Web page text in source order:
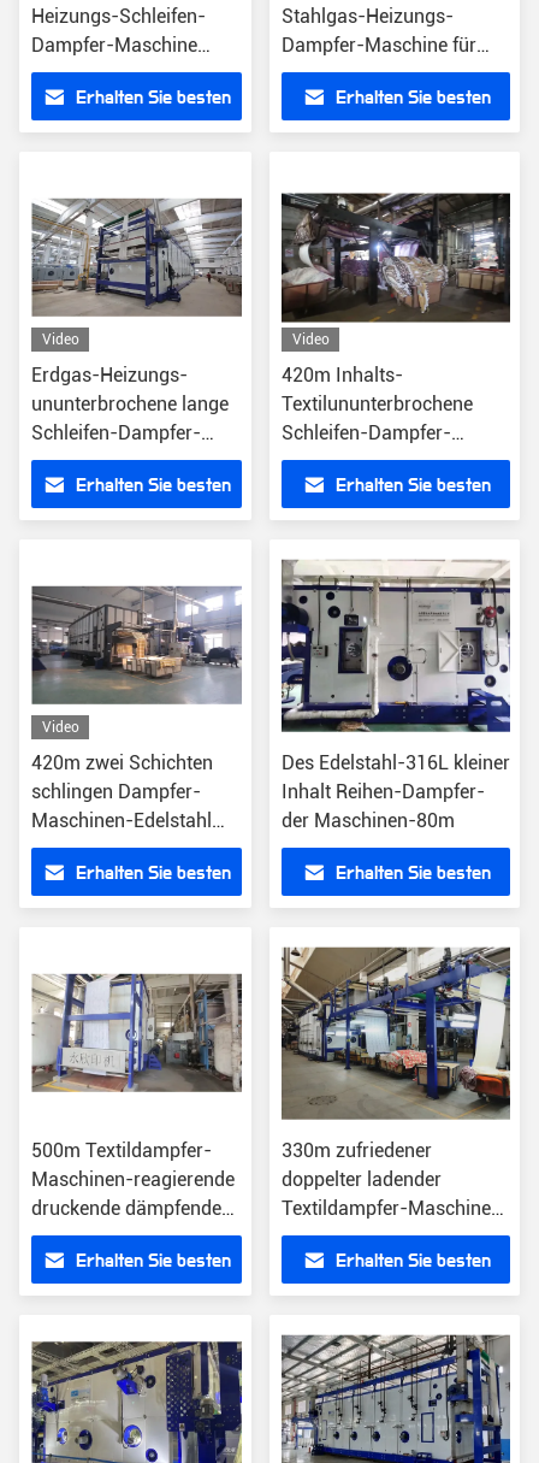
Heizungs-Schleifen-
Dampfer-Maschine
17527×4496×5003mm
Erhalten Sie besten
Stahlgas-Heizungs-
Dampfer-Maschine für
Chemiefaser
Erhalten Sie besten
Video
Erdgas-Heizungs-
ununterbrochene lange
Schleifen-Dampfer-
Maschine 600m
Erhalten Sie besten
Video
420m Inhalts-
Textilununterbrochene
Schleifen-Dampfer-
Maschine 45KW
Erhalten Sie besten
Video
420m zwei Schichten
schlingen Dampfer-
Maschinen-Edelstahl
316L
Erhalten Sie besten
Des Edelstahl-316L kleiner
Inhalt Reihen-Dampfer-
der Maschinen-80m
Erhalten Sie besten
500m Textildampfer-
Maschinen-reagierende
druckende dämpfende
Maschine 50KW
Erhalten Sie besten
330m zufriedener
doppelter ladender
Textildampfer-Maschinen-
Edelstahl
Erhalten Sie besten